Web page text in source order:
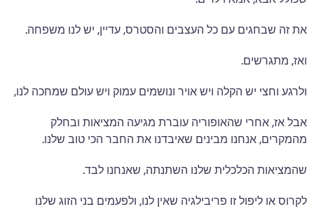
את זה שבחגים עם כל העצבים והסטרס, עדיין, יש לנו משפחה.
ואז, מתגרשים.
ולרגע וחצי יש הקלה ויש אויר ונושמים עמוק ויש עולם שמחכה לנו,
אבל אז, אחרי שהאופוריה עוברת מגיעה המציאות ובחלק
מהמקרים, אנחנו מבינים שאיבדנו את החבר הכי טוב שלנו.
שהמציאות הכלכלית שלנו השתנתה, שאנחנו לבד.
לקרוס או ליפול זו פריבילגיה שאין לנו, ולפעמים בני הזוג שלנו